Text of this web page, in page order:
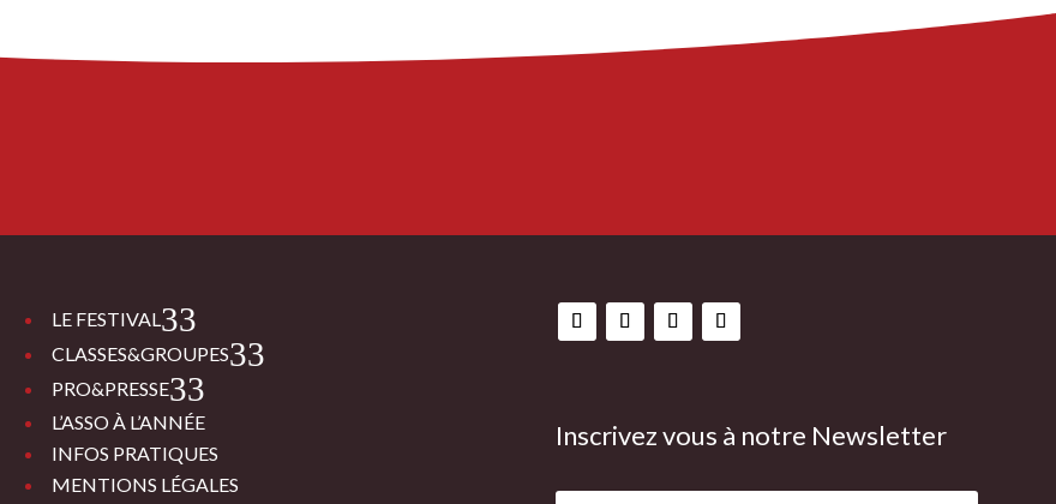
LE FESTIVAL 3
CLASSES&GROUPES 3
PRO&PRESSE 3
L’ASSO À L’ANNÉE
INFOS PRATIQUES
MENTIONS LÉGALES
Inscrivez vous à notre Newsletter